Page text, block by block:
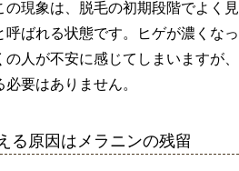
現象は、脱毛の初期段階でよく見
呼ばれる状態です。ヒゲが濃くなっ
人が不安に感じてしまいますが、
要はありません。
る原因はメラニンの残留